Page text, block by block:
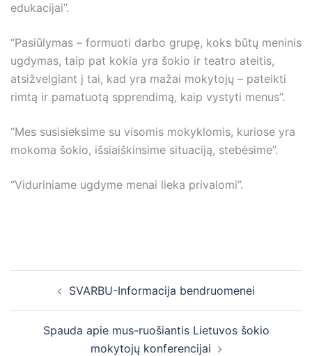
edukacijai”.
“Pasiūlymas – formuoti darbo grupę, koks būtų meninis
ugdymas, taip pat kokia yra šokio ir teatro ateitis,
atsižvelgiant į tai, kad yra mažai mokytojų – pateikti
rimtą ir pamatuotą spprendimą, kaip vystyti menus”.
“Mes susisieksime su visomis mokyklomis, kuriose yra
mokoma šokio, išsiaiškinsime situaciją, stebėsime”.
“Viduriniame ugdyme menai lieka privalomi”.
navigationSVARBU-Informacija bendruomenei
Spauda apie mus-ruošiantis Lietuvos šokio
mokytojų konferencijai